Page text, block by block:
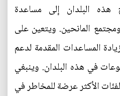
هذه البلدان إلى مساعدة
المانحين. ويتعين على
المساعدات المقدمة لدعم
في هذه البلدان. وينبغي
الأكثر عرضة للمخاطر في